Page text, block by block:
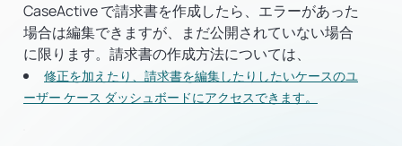
CaseActive で請求書を作成したら、エラーがあった
場合は編集できますが、まだ公開されていない場合
に限ります。請求書の作成方法については、
修正を加えたり、請求書を編集したりしたいケースのユ
ーザー ケース ダッシュボードにアクセスできます。